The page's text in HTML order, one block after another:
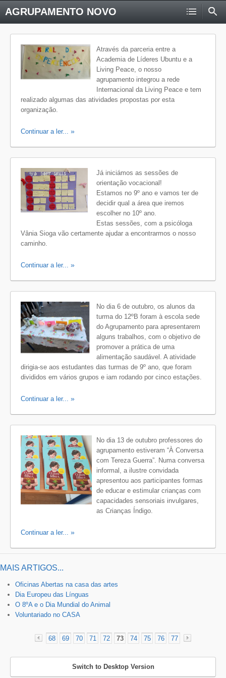
AGRUPAMENTO NOVO
Através da parceria entre a
Academia de Líderes Ubuntu e a
Living Peace, o nosso
agrupamento integrou a rede
Internacional da Living Peace e tem
realizado algumas das atividades propostas por esta
organização.
Continuar a ler...
Já iniciámos as sessões de
orientação vocacional!
Estamos no 9º ano e vamos ter de
decidir qual a área que iremos
escolher no 10º ano.
Estas sessões, com a psicóloga
Vânia Sioga vão certamente ajudar a encontrarmos o nosso
caminho.
Continuar a ler...
No dia 6 de outubro, os alunos da
turma do 12ºB foram à escola sede
do Agrupamento para apresentarem
alguns trabalhos, com o objetivo de
promover a prática de uma
alimentação saudável. A atividade
dirigia-se aos estudantes das turmas de 9º ano, que foram
divididos em vários grupos e iam rodando por cinco estações.
Continuar a ler...
No dia 13 de outubro professores do
agrupamento estiveram “À Conversa
com Tereza Guerra”. Numa conversa
informal, a ilustre convidada
apresentou aos participantes formas
de educar e estimular crianças com
capacidades sensoriais invulgares,
as Crianças Índigo.
Continuar a ler...
MAIS ARTIGOS...
Oficinas Abertas na casa das artes
Dia Europeu das Línguas
O 8ºA e o Dia Mundial do Animal
Voluntariado no CASA
«
68 69 70 71 72 73 74 75 76 77
Switch to Desktop Version